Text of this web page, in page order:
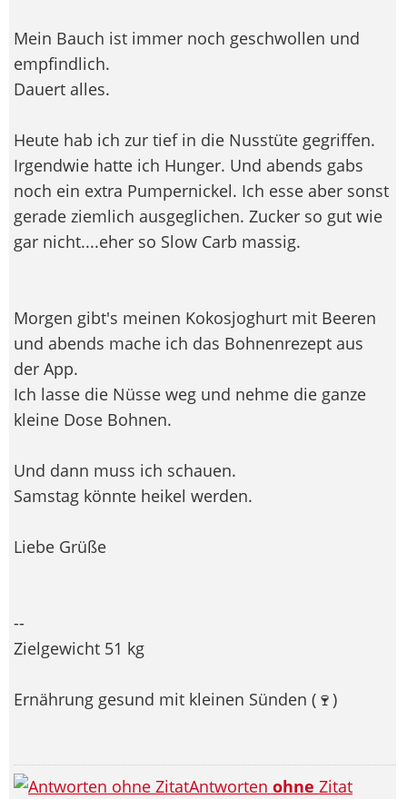
Mein Bauch ist immer noch geschwollen und
empfindlich.
Dauert alles.
Heute hab ich zur tief in die Nusstüte gegriffen.
Irgendwie hatte ich Hunger. Und abends gabs
noch ein extra Pumpernickel. Ich esse aber sonst
gerade ziemlich ausgeglichen. Zucker so gut wie
gar nicht....eher so Slow Carb massig.
Morgen gibt's meinen Kokosjoghurt mit Beeren
und abends mache ich das Bohnenrezept aus
der App.
Ich lasse die Nüsse weg und nehme die ganze
kleine Dose Bohnen.
Und dann muss ich schauen.
Samstag könnte heikel werden.
Liebe Grüße
--
Zielgewicht 51 kg
Ernährung gesund mit kleinen Sünden (🍷)
Antworten ohne Zitat